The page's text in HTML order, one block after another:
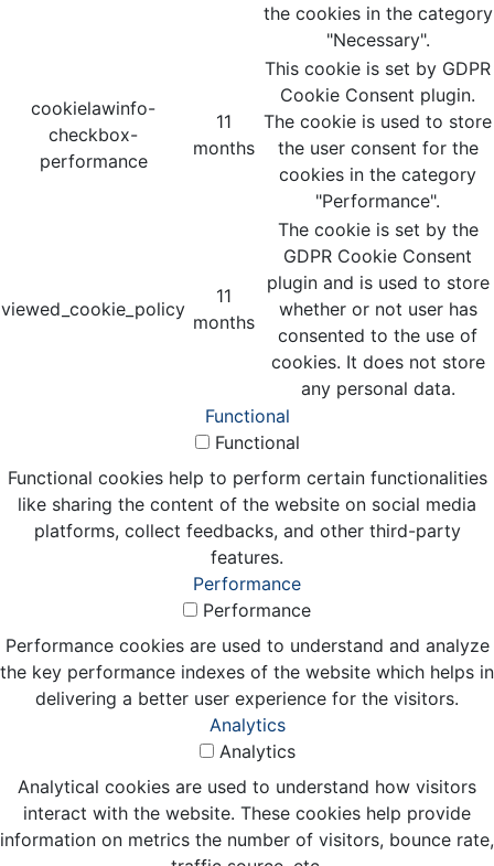
the cookies in the category
"Necessary".
cookielawinfo-
checkbox-
performance
11
months
This cookie is set by GDPR
Cookie Consent plugin.
The cookie is used to store
the user consent for the
cookies in the category
"Performance".
viewed_cookie_policy
11
months
The cookie is set by the
GDPR Cookie Consent
plugin and is used to store
whether or not user has
consented to the use of
cookies. It does not store
any personal data.
Functional
Functional
Functional cookies help to perform certain functionalities
like sharing the content of the website on social media
platforms, collect feedbacks, and other third-party
features.
Performance
Performance
Performance cookies are used to understand and analyze
the key performance indexes of the website which helps in
delivering a better user experience for the visitors.
Analytics
Analytics
Analytical cookies are used to understand how visitors
interact with the website. These cookies help provide
information on metrics the number of visitors, bounce rate,